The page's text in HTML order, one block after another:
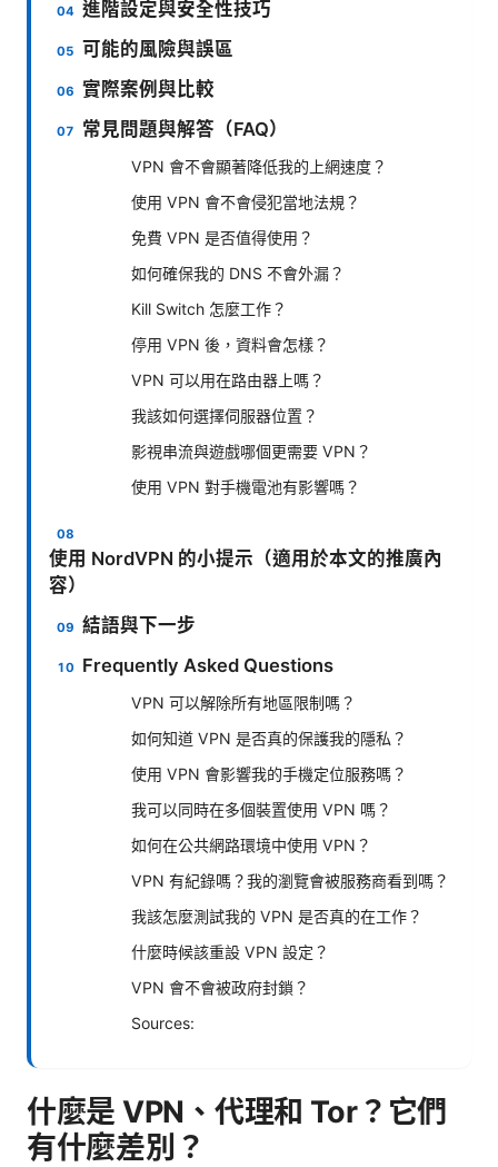
進階設定與安全性技巧
可能的風險與誤區
實際案例與比較
常見問題與解答（FAQ）
VPN 會不會顯著降低我的上網速度？
使用 VPN 會不會侵犯當地法規？
免費 VPN 是否值得使用？
如何確保我的 DNS 不會外漏？
Kill Switch 怎麼工作？
停用 VPN 後，資料會怎樣？
VPN 可以用在路由器上嗎？
我該如何選擇伺服器位置？
影視串流與遊戲哪個更需要 VPN？
使用 VPN 對手機電池有影響嗎？
使用 NordVPN 的小提示（適用於本文的推廣內
容）
結語與下一步
Frequently Asked Questions
VPN 可以解除所有地區限制嗎？
如何知道 VPN 是否真的保護我的隱私？
使用 VPN 會影響我的手機定位服務嗎？
我可以同時在多個裝置使用 VPN 嗎？
如何在公共網路環境中使用 VPN？
VPN 有紀錄嗎？我的瀏覽會被服務商看到嗎？
我該怎麼測試我的 VPN 是否真的在工作？
什麼時候該重設 VPN 設定？
VPN 會不會被政府封鎖？
Sources:
什麼是 VPN、代理和 Tor？它們
有什麼差別？